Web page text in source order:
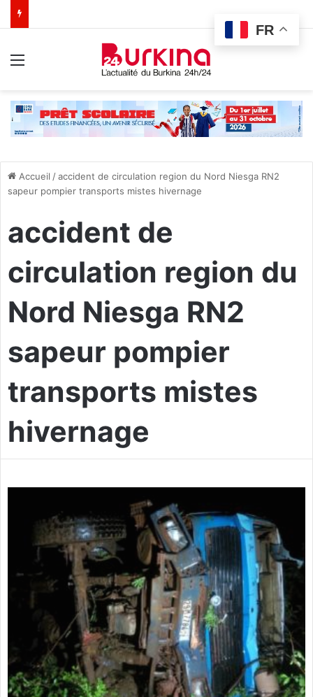
Accueil /accident de circulation region du Nord Niesga RN2
sapeur pompier transports mistes hivernage
accident de
circulation region du
Nord Niesga RN2
sapeur pompier
transports mistes
hivernage
FR